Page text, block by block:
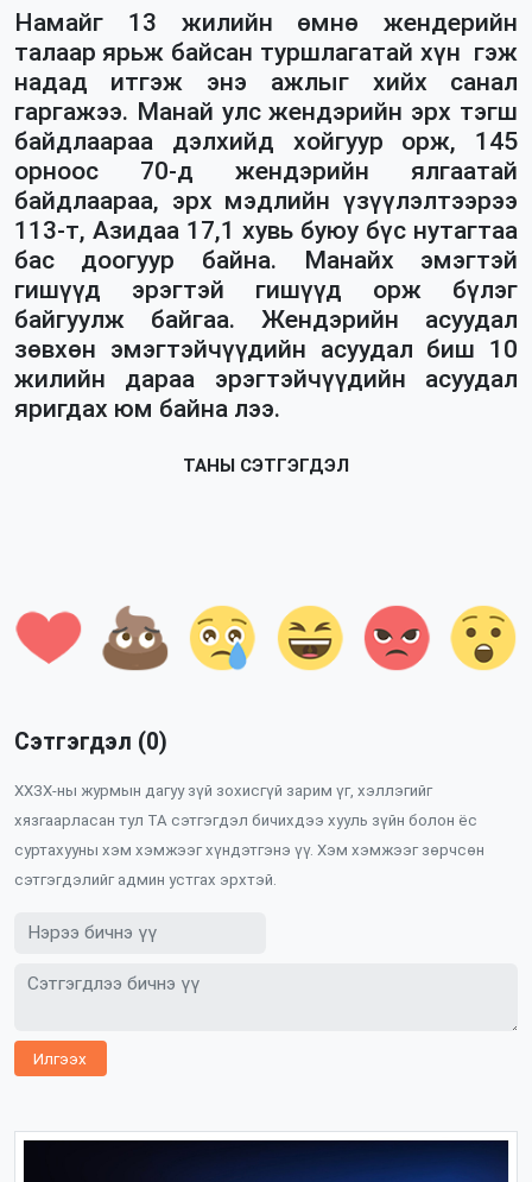
Намайг 13 жилийн өмнө жендерийн
талаар ярьж байсан туршлагатай хүн гэж
надад итгэж энэ ажлыг хийх санал
гаргажээ. Манай улсжендэрийн эрх тэгш
байдлаараа дэлхийд хойгуур орж, 145
орноос 70-джендэрийн ялгаатай
байдлаараа, эрх мэдлийн үзүүлэлтээрээ
113-т, Азидаа 17,1 хувь буюу бүс нутагтаа
бас доогуур байна. Манайх эмэгтэй
гишүүд эрэгтэй гишүүд орж бүлэг
байгуулж байгаа.Жендэрийн асуудал
зөвхөн эмэгтэйчүүдийн асуудал биш 10
жилийн дараа эрэгтэйчүүдийн асуудал
яригдах юм байна лээ.
ТАНЫ СЭТГЭГДЭЛ
Сэтгэгдэл (0)
ХХЗХ-ны журмын дагуу зүй зохисгүй зарим үг, хэллэгийг
хязгаарласан тул ТА сэтгэгдэл бичихдээ хууль зүйн болон ёс
суртахууны хэм хэмжээг хүндэтгэнэ үү. Хэм хэмжээг зөрчсөн
сэтгэгдэлийг админ устгах эрхтэй.
Илгээх